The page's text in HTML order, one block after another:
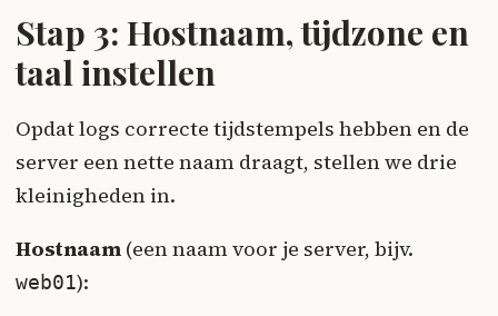
Stap 3: Hostnaam, tijdzone en
taal instellen
Opdat logs correcte tijdstempels hebben en de
server een nette naam draagt, stellen we drie
kleinigheden in.
Hostnaam (een naam voor je server, bijv.
web01):